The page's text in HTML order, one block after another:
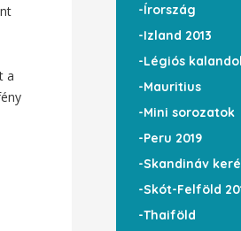
a
-Írország
-Izland 2013
-Légiós
-Mauritius
-Mini sorozatok
-Peru 2019
-Skandináv
-Skót-Felföld
-Thaiföld